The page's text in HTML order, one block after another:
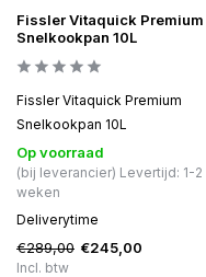
Fissler Vitaquick Premium
Snelkookpan 10L
Fissler Vitaquick Premium
Snelkookpan 10L
Op voorraad
(bij leverancier) Levertijd: 1-2
weken
Deliverytime
€289,00 €245,00
Incl. btw